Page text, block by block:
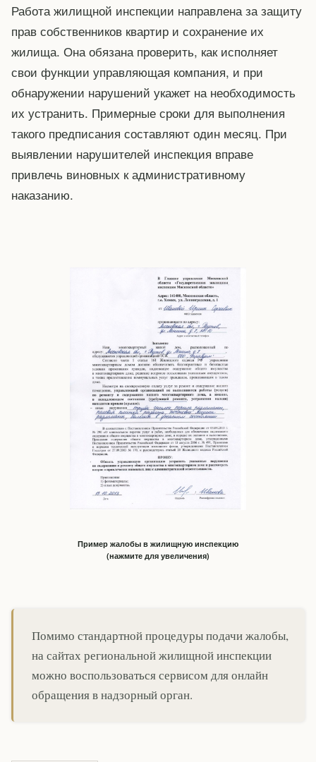
Работа жилищной инспекции направлена за защиту
прав собственников квартир и сохранение их
жилища. Она обязана проверить, как исполняет
свои функции управляющая компания, и при
обнаружении нарушений укажет на необходимость
их устранить. Примерные сроки для выполнения
такого предписания составляют один месяц. При
выявлении нарушителей инспекция вправе
привлечь виновных к административному
наказанию.
Пример жалобы в жилищную инспекцию
(нажмите для увеличения)
Помимо стандартной процедуры подачи жалобы,
на сайтах региональной жилищной инспекции
можно воспользоваться сервисом для онлайн
обращения в надзорный орган.